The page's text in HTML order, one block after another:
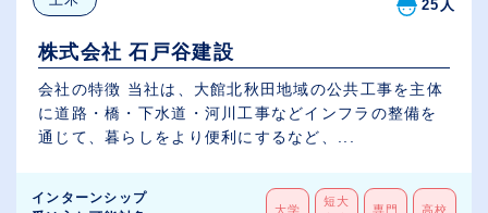
25人
株式会社 石戸谷建設
会社の特徴 当社は、大館北秋田地域の公共工事を主体
に道路・橋・下水道・河川工事などインフラの整備を
通じて、暮らしをより便利にするなど、...
インターンシップ
大学
短大
専門 高校